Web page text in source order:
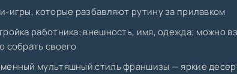
игры, которые разбавляют рутину за прилавком
работника: внешность, имя, одежда; можно
собрать своего
мультяшный стиль франшизы — яркие